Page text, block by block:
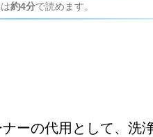
約4分で読めます。
ーの代用として、洗